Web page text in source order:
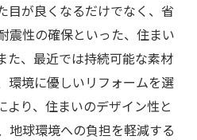
目が良くなるだけでなく、省
震性の確保といった、住まい
た、最近では持続可能な素材
環境に優しいリフォームを選
より、住まいのデザイン性と
地球環境への負担を軽減する